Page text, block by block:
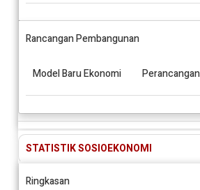
Rancangan Pembangunan
Model Baru Ekonomi
STATISTIK SOSIOEKONOMI
Ringkasan